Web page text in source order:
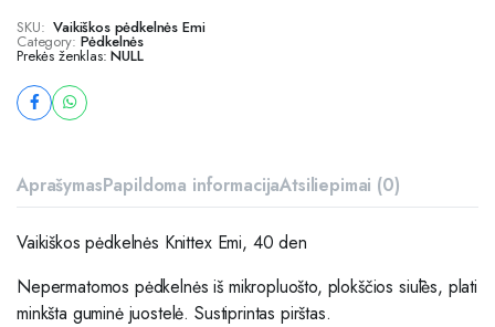
SKU: Vaikiškos pėdkelnės Emi
Category: Pėdkelnės
Prekės ženklas:NULL
AprašymasPapildoma informacijaAtsiliepimai (0)
Vaikiškos pėdkelnės Knittex Emi, 40 den
Nepermatomos pėdkelnės iš mikropluošto, plokščios siūlės, plati
minkšta guminė juostelė. Sustiprintas pirštas.